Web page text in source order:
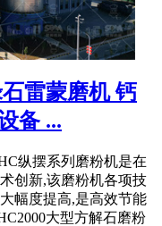
雷蒙磨机 钙
备 ...
纵摆系列磨粉机是在
创新,该磨粉机各项技
幅度提高,是高效节能
大型方解石磨粉